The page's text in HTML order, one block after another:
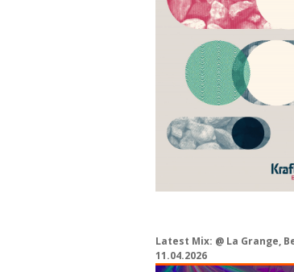
Latest Mix: @ La Grange,
11.04.2026